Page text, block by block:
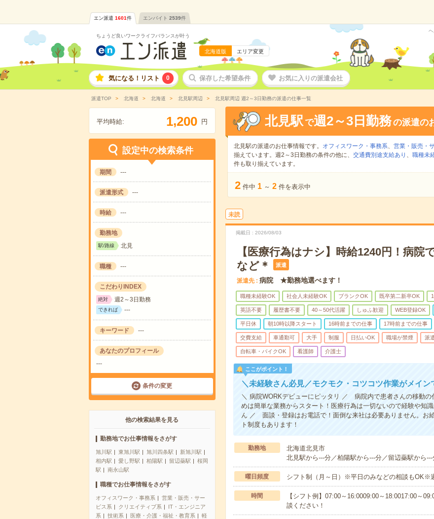
エン派遣 1601件 エンバイト 2539件
ちょうど良いワークライフバランスが叶う
北海道版 エリア変更
気になる！リスト 0 保存した希望条件 お気に入りの派遣会社
派遣TOP 北海道 北海道 北見駅周辺 北見駅周辺 週2～3日勤務の派遣の仕事一覧
平均時給: 1,200 円
設定中の検索条件
期間 ---
派遣形式 ---
時給 ---
勤務地
駅/路線 北見
職種 ---
こだわりINDEX
絶対 週2～3日勤務
できれば ---
キーワード ---
あなたのプロフィール
---
条件の変更
他の検索結果を見る
勤務地でお仕事情報をさがす
旭川駅 東旭川駅 旭川四条駅
新旭川駅
相内駅
愛し野駅 柏陽駅 留辺蘂駅
桜岡
駅
南永山駅
職種でお仕事情報をさがす
オフィスワーク・事務系
営業・販売・サー
ビス系
クリエイティブ系
IT・エンジニア
系
技術系 医療・介護・福祉・教育系
軽
北見駅 で週2～3日勤務の派遣の
北見駅の派遣のお仕事情報です。 オフィスワーク・事務系、 営業・販売・
揃えています。週2～3日勤務の条件の他に、 交通費別途支給あり 、 職種未
件も取り揃えています。
2 件中 1 ～ 2 件を表示中
未読
掲載日 2026/08/03
【医療行為はナシ】時給1240円！病院
など＊
派遣
派遣先 病院 ★勤務地選べます！
職種未経験OK 社会人未経験OK ブランクOK 既卒第二新卒OK
英語不要 履歴書不要 40～50代活躍 しゅふ歓迎 WEB登録OK
平日休 朝10時以降スタート 16時前までの仕事 17時前までの仕事
交費支給 車通勤可 大手 制服 日払いOK 職場が禁煙 派
自転車・バイクOK 看護師 介護士
ここがポイント！
＼未経験さん必見／モクモク・コツコツ作業がメイン
＼ 病院WORKデビューにピッタリ ／ 病院内で患者さんの移動の
めは簡単な業務からスタート！医療行為は一切ないので経験や知
ん ／ 面談・登録はお電話で！面倒な来社は必要ありません。お
ト制度もあります！
勤務地
北海道北見市
北見駅から---分／柏陽駅から---分／留辺蘂駅から
曜日頻度 シフト制（月～日）※平日のみなどの相談もOK※
時間
【シフト例】07:00～16:0009:00～18:0017:00～
談ください！